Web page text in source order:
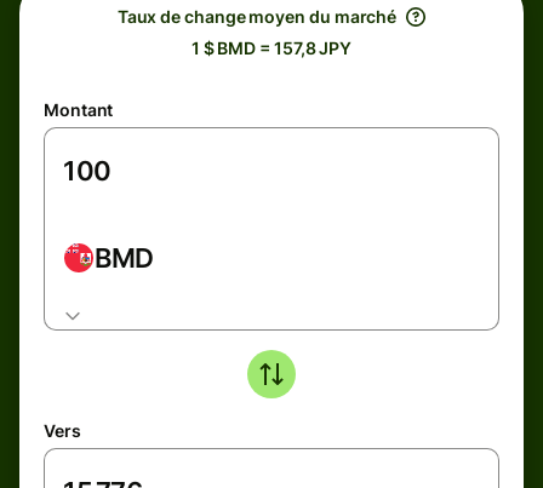
Taux de change moyen du marché
1 $ BMD = 157,8 JPY
Montant
BMD
Vers